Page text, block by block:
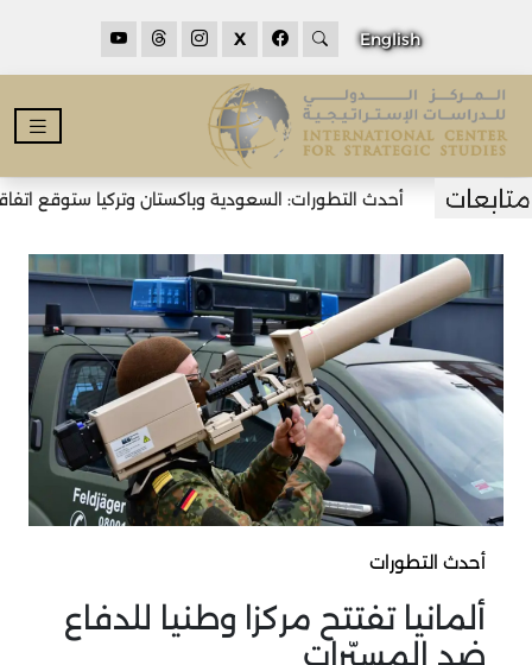
English
X
أحدث التطورات: السعودية وباكستان وتركيا ستوقع
أحدث التطورات
ألمانيا تفتتح مركزا وطنيا للدفاع
ضد المسيّرات